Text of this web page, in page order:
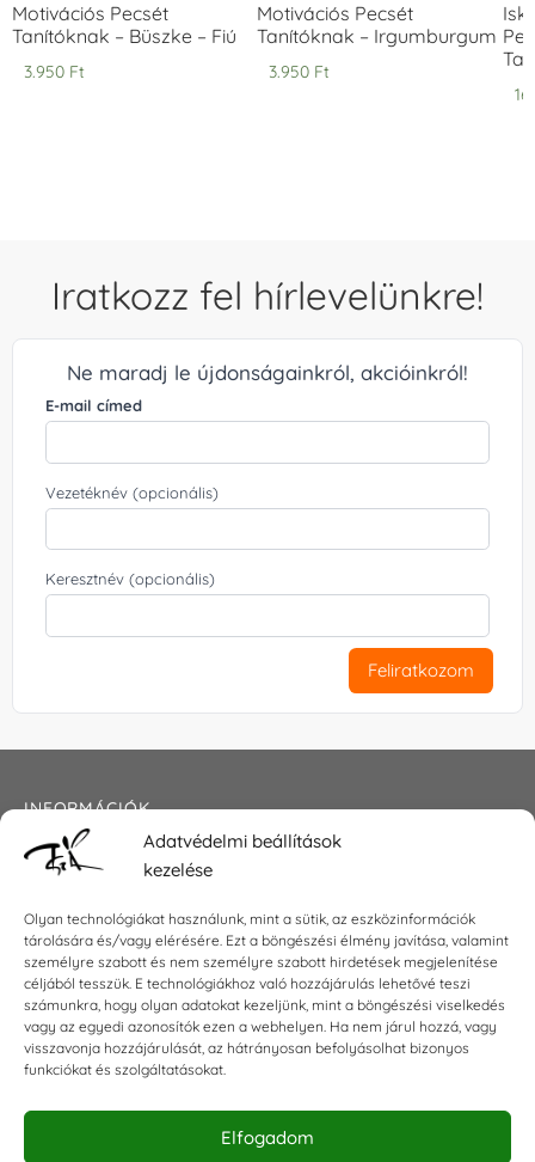
Adatvédelmi beállítások
kezelése
Olyan technológiákat használunk, mint a sütik, az eszközinformációk
tárolására és/vagy elérésére. Ezt a böngészési élmény javítása, valamint
személyre szabott és nem személyre szabott hirdetések megjelenítése
céljából tesszük. E technológiákhoz való hozzájárulás lehetővé teszi
számunkra, hogy olyan adatokat kezeljünk, mint a böngészési viselkedés
vagy az egyedi azonosítók ezen a webhelyen. Ha nem járul hozzá, vagy
visszavonja hozzájárulását, az hátrányosan befolyásolhat bizonyos
funkciókat és szolgáltatásokat.
Elfogadom
Motivációs Pecsét
Tanítóknak – Büszke – Fiú
3.950 Ft
Motivációs Pecsét
Tanítóknak – Irgumburgum
3.950 Ft
Iratkozz fel hírlevelünkre!
Ne maradj le újdonságainkról, akcióinkról!
E-mail címed
Vezetéknév (opcionális)
Keresztnév (opcionális)
Feliratkozom
INFORMÁCIÓK
Általános szerződési feltételek
Impresszum
KAPCSOLAT
E-mail:shop@torokszilvi.com
Telefon: +36 30 6767872